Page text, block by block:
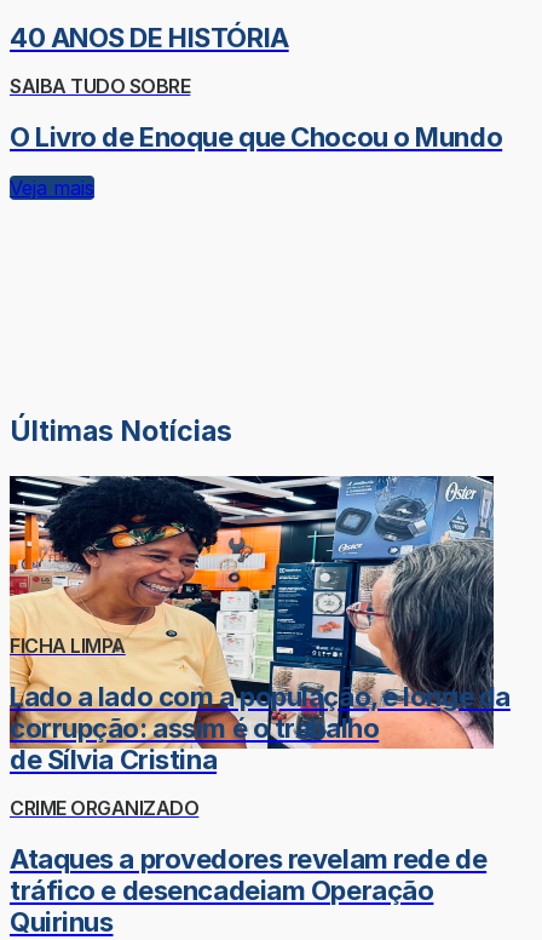
40 ANOS DE HISTÓRIA
SAIBA TUDO SOBRE
O Livro de Enoque que Chocou o Mundo
Veja mais
Últimas Notícias
FICHA LIMPA
Lado a lado com a população, e longe da
corrupção: assim é o trabalho
de Sílvia Cristina
CRIME ORGANIZADO
Ataques a provedores revelam rede de
tráfico e desencadeiam Operação
Quirinus